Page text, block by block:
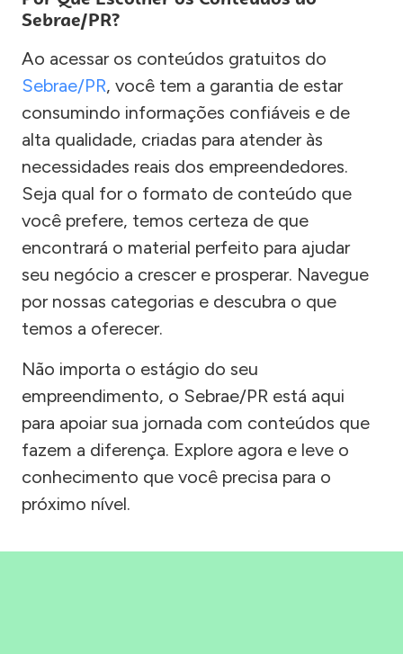
Sebrae/PR?
Ao acessar os conteúdos gratuitos do
Sebrae/PR, você tem a garantia de estar
consumindo informações confiáveis e de
alta qualidade, criadas para atender às
necessidades reais dos empreendedores.
Seja qual for o formato de conteúdo que
você prefere, temos certeza de que
encontrará o material perfeito para ajudar
seu negócio a crescer e prosperar. Navegue
por nossas categorias e descubra o que
temos a oferecer.
Não importa o estágio do seu
empreendimento, o Sebrae/PR está aqui
para apoiar sua jornada com conteúdos que
fazem a diferença. Explore agora e leve o
conhecimento que você precisa para o
próximo nível.